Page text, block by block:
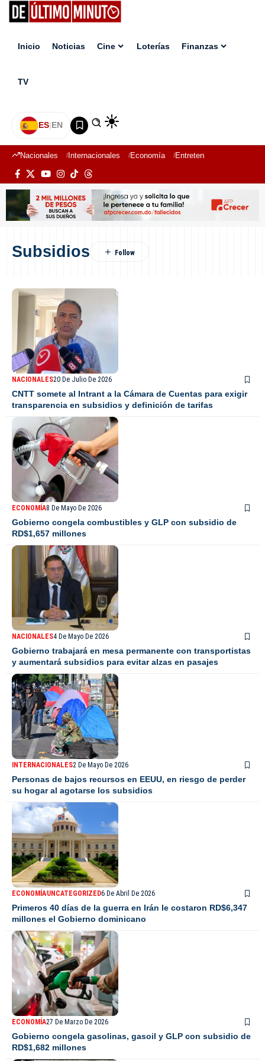
Inicio Noticias Cine Loterías Finanzas
TV
ES|EN
Nacionales Internacionales Economía Entretenimiento
Subsidios
NACIONALES20 De Julio De 2026
CNTT somete al Intrant a la Cámara de Cuentas para exigir
transparencia en subsidios y definición de tarifas
ECONOMÍA8 De Mayo De 2026
Gobierno congela combustibles y GLP con subsidio de
RD$1,657 millones
NACIONALES4 De Mayo De 2026
Gobierno trabajará en mesa permanente con transportistas
y aumentará subsidios para evitar alzas en pasajes
INTERNACIONALES2 De Mayo De 2026
Personas de bajos recursos en EEUU, en riesgo de perder
su hogar al agotarse los subsidios
ECONOMÍAUNCATEGORIZED6 De Abril De 2026
Primeros 40 días de la guerra en Irán le costaron RD$6,347
millones el Gobierno dominicano
ECONOMÍA27 De Marzo De 2026
Gobierno congela gasolinas, gasoil y GLP con subsidio de
RD$1,682 millones